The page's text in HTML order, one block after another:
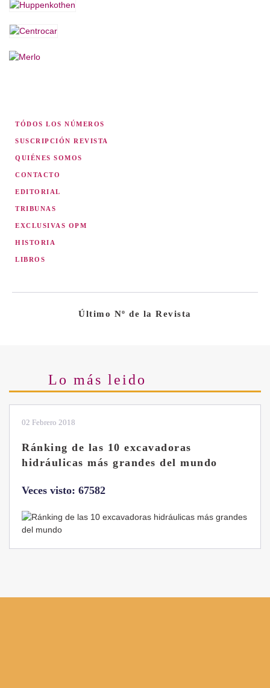
Share
TÓDOS LOS NÚMEROS
SUSCRIPCIÓN REVISTA
QUIÉNES SOMOS
CONTACTO
EDITORIAL
TRIBUNAS
EXCLUSIVAS OPM
HISTORIA
LIBROS
Último Nº de la Revista
Lo más leido
02 Febrero 2018
Ránking de las 10 excavadoras
hidráulicas más grandes del mundo
Veces visto: 67582